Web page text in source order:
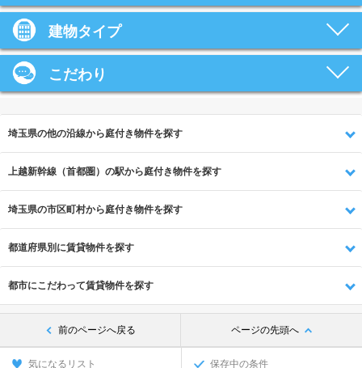
建物タイプ
こだわり
埼玉県の他の沿線から庭付き物件を探す
上越新幹線（首都圏）の駅から庭付き物件を探す
埼玉県の市区町村から庭付き物件を探す
都道府県別に賃貸物件を探す
都市にこだわって賃貸物件を探す
前のページへ戻る ページの先頭へ
気になるリスト 保存中の条件